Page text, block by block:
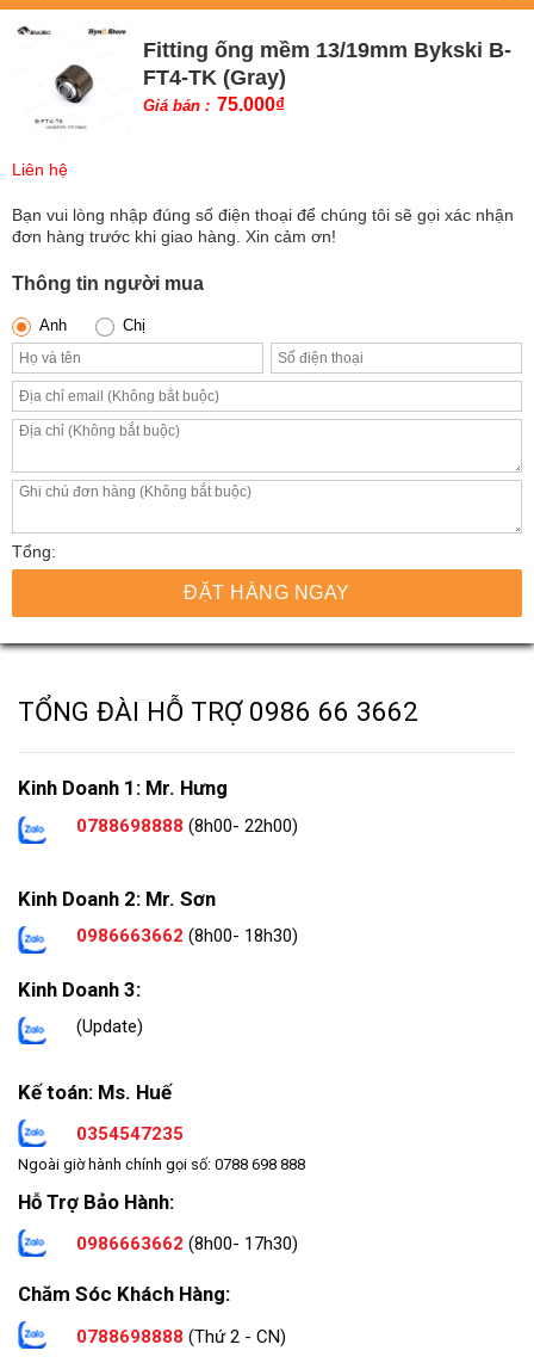
Fitting ống mềm 13/19mm Bykski B-
FT4-TK (Gray)
Giá bán : 75.000₫
Liên hệ
Bạn vui lòng nhập đúng số điện thoại để chúng tôi sẽ gọi xác nhận
đơn hàng trước khi giao hàng. Xin cảm ơn!
Thông tin người mua
Anh Chị
Tổng:
ĐẶT HÀNG NGAY
TỔNG ĐÀI HỖ TRỢ 0986 66 3662
Kinh Doanh 1: Mr. Hưng
0788698888 (8h00- 22h00)
Kinh Doanh 2: Mr. Sơn
0986663662 (8h00- 18h30)
Kinh Doanh 3:
(Update)
Kế toán: Ms. Huế
0354547235
Ngoài giờ hành chính gọi số: 0788 698 888
Hỗ Trợ Bảo Hành:
0986663662 (8h00- 17h30)
Chăm Sóc Khách Hàng:
0788698888 (Thứ 2 - CN)